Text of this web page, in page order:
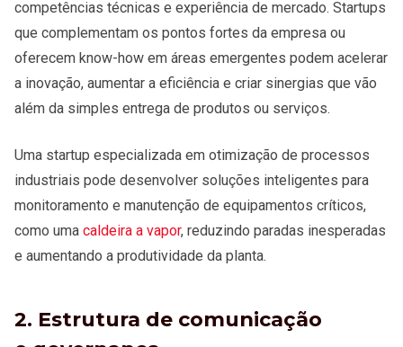
competências técnicas e experiência de mercado. Startups
que complementam os pontos fortes da empresa ou
oferecem know-how em áreas emergentes podem acelerar
a inovação, aumentar a eficiência e criar sinergias que vão
além da simples entrega de produtos ou serviços.
Uma startup especializada em otimização de processos
industriais pode desenvolver soluções inteligentes para
monitoramento e manutenção de equipamentos críticos,
como uma caldeira a vapor, reduzindo paradas inesperadas
e aumentando a produtividade da planta.
2. Estrutura de comunicação